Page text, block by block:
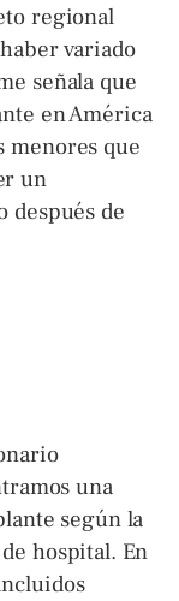
regional
variado
señala que
en América
menores que
un
después de
una
según la
hospital. En